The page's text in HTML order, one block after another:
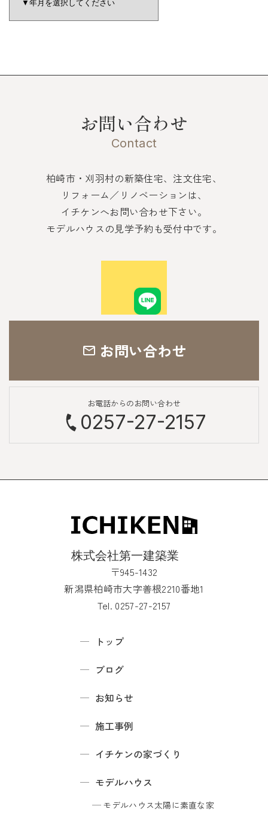
お問い合わせ
Contact
柏崎市・刈羽村の新築住宅、注文住宅、
リフォーム／リノベーションは、
イチケンへお問い合わせ下さい。
モデルハウスの見学予約も受付中です。
お問い合わせ
お電話からのお問い合わせ
0257-27-2157
〒945-1432
新潟県柏崎市大字善根2210番地1
Tel. 0257-27-2157
トップ
ブログ
お知らせ
施工事例
イチケンの家づくり
モデルハウス
モデルハウス太陽に素直な家